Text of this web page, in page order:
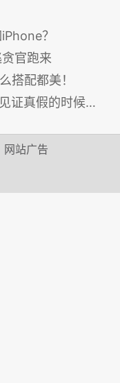
？
官跑来
搭配都美！
假的时候到了！
网站广告